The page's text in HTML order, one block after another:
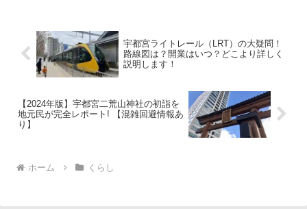
宇都宮ライトレール（LRT）の大疑問！
路線図は？開業はいつ？どこより詳しく
説明します！
【2024年版】宇都宮二荒山神社の初詣を
地元民が完全レポート! 【混雑回避情報あ
り】
ホーム くらし